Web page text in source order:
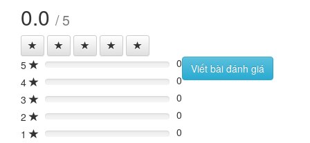
0.0 / 5
5 0%
0
4
0%
0
3
0%
0
2
0%
0
1
0% 0
Viết bài đánh giá